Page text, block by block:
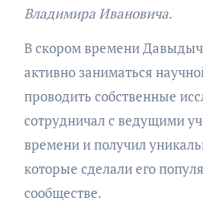
Владимира Ивановича.
В скором времени
активно заниматься
проводить собственные
сотрудничал с ведущими
времени и получил
которые сделали его
сообществе.